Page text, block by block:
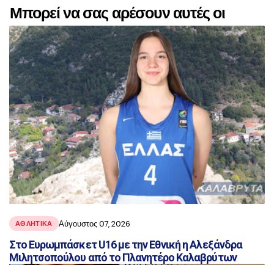
Μπορεί να σας αρέσουν αυτές οι
αναρτήσεις
ΑΘΛΗΤΙΚΑ Αύγουστος 07, 2026
Στο Ευρωμπάσκετ U16 με την Εθνική η Αλεξάνδρα
Μιλητσοπούλου από το Πλανητέρο Καλαβρύτων